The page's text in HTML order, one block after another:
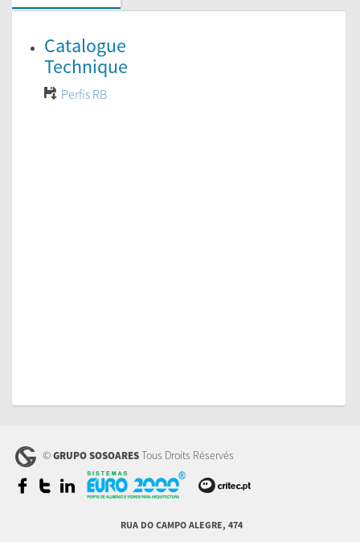
Catalogue
Technique
Perfis RB
©GRUPO SOSOARESTous Droits Réservés
RUA DO CAMPO ALEGRE, 474